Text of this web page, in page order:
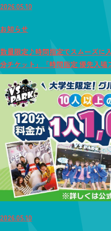
2026.05.10
お知らせ
数量限定♪時間指定でスムーズに
分チケット」「時間指定 優先入場
2026.05.10